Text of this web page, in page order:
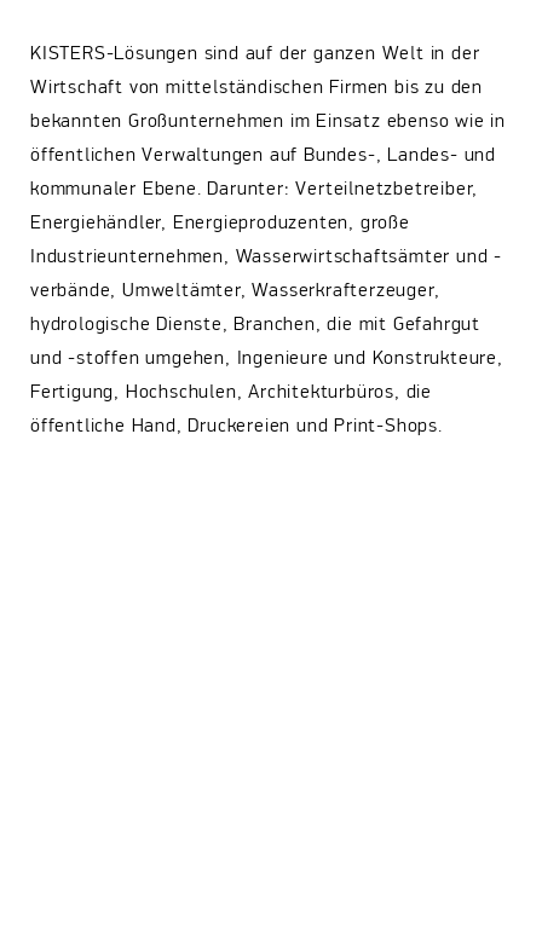
KISTERS-Lösungen sind auf der ganzen Welt in der
Wirtschaft von mittelständischen Firmen bis zu den
bekannten Großunternehmen im Einsatz ebenso wie in
öffentlichen Verwaltungen auf Bundes-, Landes- und
kommunaler Ebene. Darunter: Verteilnetzbetreiber,
Energiehändler, Energieproduzenten, große
Industrieunternehmen, Wasserwirtschaftsämter und -
verbände, Umweltämter, Wasserkrafterzeuger,
hydrologische Dienste, Branchen, die mit Gefahrgut
und -stoffen umgehen, Ingenieure und Konstrukteure,
Fertigung, Hochschulen, Architekturbüros, die
öffentliche Hand, Druckereien und Print-Shops.